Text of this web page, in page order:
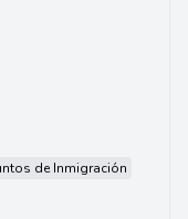
de Inmigración